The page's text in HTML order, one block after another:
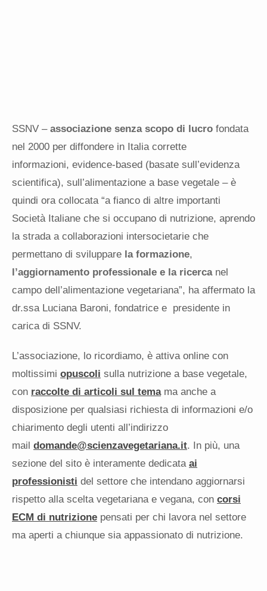
SSNV – associazione senza scopo di lucro fondata
nel 2000 per diffondere in Italia corrette
informazioni, evidence-based (basate sull’evidenza
scientifica), sull’alimentazione a base vegetale – è
quindi ora collocata “a fianco di altre importanti
Società Italiane che si occupano di nutrizione, aprendo
la strada a collaborazioni intersocietarie che
permettano di sviluppare la formazione,
l’aggiornamento professionale e la ricercanel
campo dell’alimentazione vegetariana”, ha affermato la
dr.ssa Luciana Baroni, fondatrice e presidente in
carica di SSNV.
L’associazione, lo ricordiamo, è attiva online con
moltissimi opuscoli sulla nutrizione a base vegetale,
con raccolte di articoli sul temama anche a
disposizione per qualsiasi richiesta di informazioni e/o
chiarimento degli utenti all’indirizzo
mail domande@scienzavegetariana.it. In più, una
sezione del sito è interamente dedicata ai
professionisti del settore che intendano aggiornarsi
rispetto alla scelta vegetariana e vegana, con corsi
ECM di nutrizione pensati per chi lavora nel settore
ma aperti a chiunque sia appassionato di nutrizione.